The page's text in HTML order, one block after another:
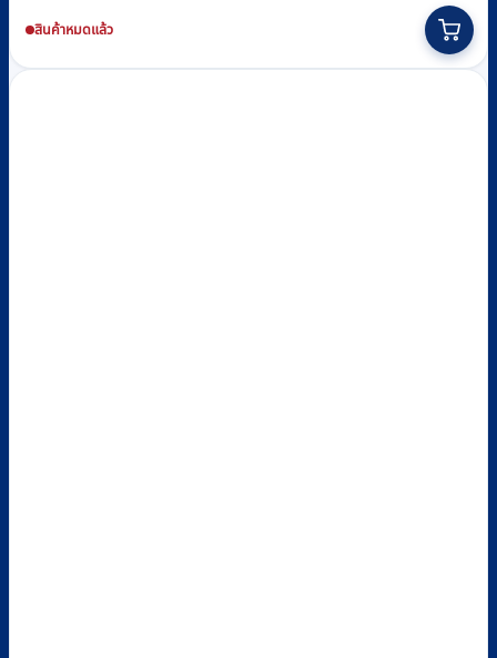
was:
is:สินค้าหมดแล้ว